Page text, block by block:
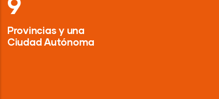
Provincias y una
Ciudad Autónoma